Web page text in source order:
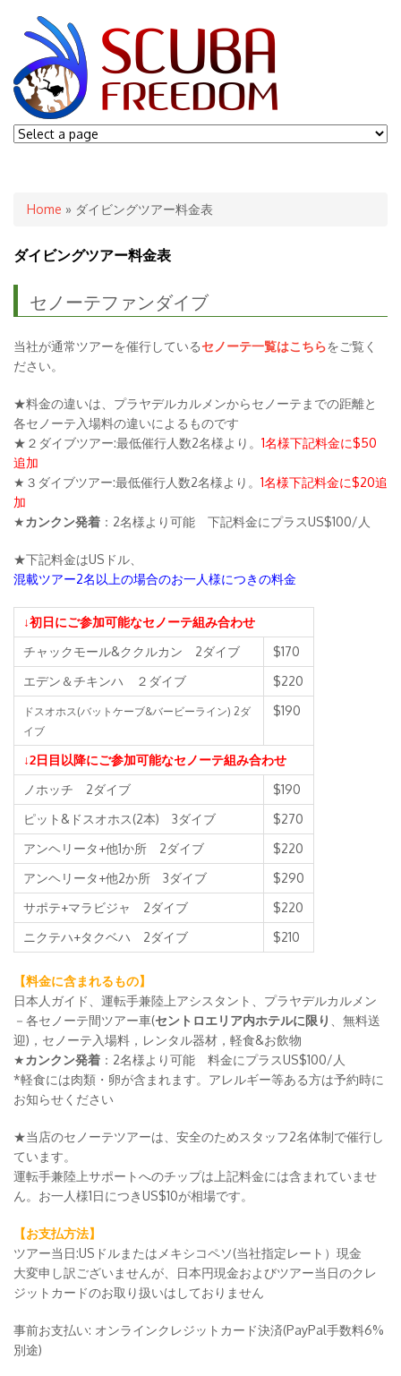
You are here
Home » ダイビングツアー料金表
ダイビングツアー料金表
セノーテファンダイブ
当社が通常ツアーを催行しているセノーテ一覧はこちらをご覧く
ださい。
★料金の違いは、プラヤデルカルメンからセノーテまでの距離と
各セノーテ入場料の違いによるものです
★２ダイブツアー:最低催行人数2名様より。 1名様下記料金に$50
追加
★３ダイブツアー:最低催行人数2名様より。 1名様下記料金に$20追
加
★カンクン発着 ：2名様より可能 下記料金にプラスUS$100/人
★下記料金はUSドル、
混載ツアー2名以上の場合のお一人様につきの料金
↓初日にご参加可能なセノーテ組み合わせ
チャックモール&ククルカン 2ダイブ
$170
エデン＆チキンハ ２ダイブ
$220
ドスオホス(バットケーブ&バービーライン) 2ダ
イブ
$190
↓2日目以降にご参加可能なセノーテ組み合わせ
ノホッチ 2ダイブ
$190
ピット&ドスオホス(2本) 3ダイブ
$270
アンヘリータ+他1か所 2ダイブ
$220
アンヘリータ+他2か所 3ダイブ
$290
サポテ+マラビジャ 2ダイブ
$220
ニクテハ+タクベハ 2ダイブ
$210
【料金に含まれるもの】
日本人ガイド、運転手兼陸上アシスタント、プラヤデルカルメン
－各セノーテ間ツアー車(セントロエリア内ホテルに限り
、無料送
迎)，セノーテ入場料，レンタル器材，軽食&お飲物
★カンクン発着 ：2名様より可能 料金にプラスUS$100/人
*軽食には肉類・卵が含まれます。アレルギー等ある方は予約時に
お知らせください
★当店のセノーテツアーは、安全のためスタッフ2名体制で催行し
ています。
運転手兼陸上サポートへのチップは上記料金には含まれていませ
ん。お一人様1日につきUS$10が相場です。
【お支払方法】
ツアー当日:USドルまたはメキシコペソ(当社指定レート）現金
大変申し訳ございませんが、日本円現金およびツアー当日のクレ
ジットカードのお取り扱いはしておりません
事前お支払い: オンラインクレジットカード決済(PayPal手数料6%
別途)